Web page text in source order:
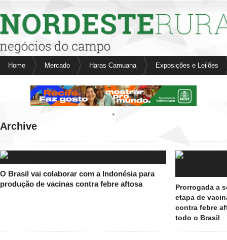
Nordeste Rural
Fale conosco Anuncie aqui
Home Mercado
Aves
Bovinos
Haras Camuana Exposições e Leilões
Archive
O Brasil vai colaborar com a Indonésia para
produção de vacinas contra febre aftosa
Prorrogada a
etapa de
contra febre
todo o Brasil